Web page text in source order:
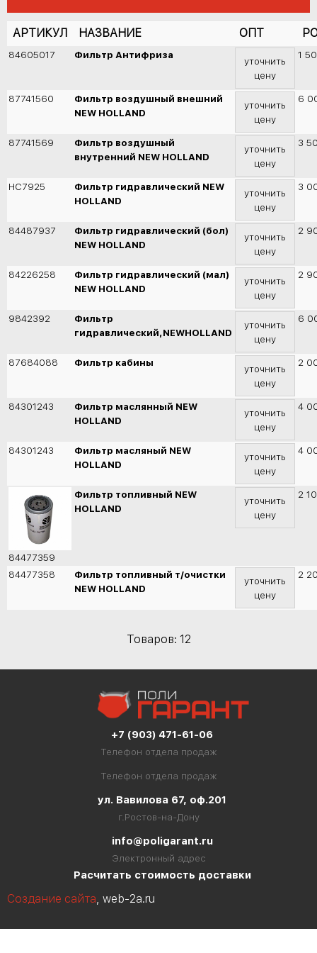
АРТИКУЛ НАЗВАНИЕ ОПТ
84605017 Фильтр Антифриза
уточнить
цену
1
87741560
Фильтр воздушный внешний
NEW HOLLAND
уточнить
цену
6
87741569
Фильтр воздушный
внутренний NEW HOLLAND
уточнить
цену
3
HC7925
Фильтр гидравлический NEW
HOLLAND
уточнить
цену
3
84487937
Фильтр гидравлический (бол)
NEW HOLLAND
уточнить
цену
2
84226258
Фильтр гидравлический (мал)
NEW HOLLAND
уточнить
цену
2
9842392
Фильтр
гидравлический,NEWHOLLAND
уточнить
цену
6
87684088 Фильтр кабины
уточнить
цену
2
84301243
Фильтр маслянный NEW
HOLLAND
уточнить
цену
4
84301243
Фильтр масляный NEW
HOLLAND
уточнить
цену
4
84477359
Фильтр топливный NEW
HOLLAND
уточнить
цену
2
84477358
Фильтр топливный т/очистки
NEW HOLLAND
уточнить
цену
2
Товаров: 12
+7 (903) 471-61-06
Телефон отдела продаж
Телефон отдела продаж
ул. Вавилова 67, оф.201
г.Ростов-на-Дону
info@poligarant.ru
Электронный адрес
Расчитать стоимость доставки
Создание сайта, web-2a.ru